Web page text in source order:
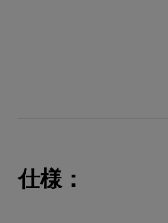
仕様：